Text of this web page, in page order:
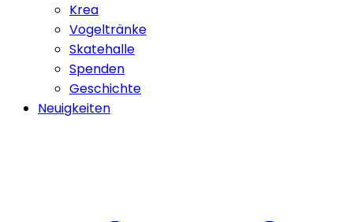
Krea
Vogeltränke
Skatehalle
Spenden
Geschichte
Neuigkeiten